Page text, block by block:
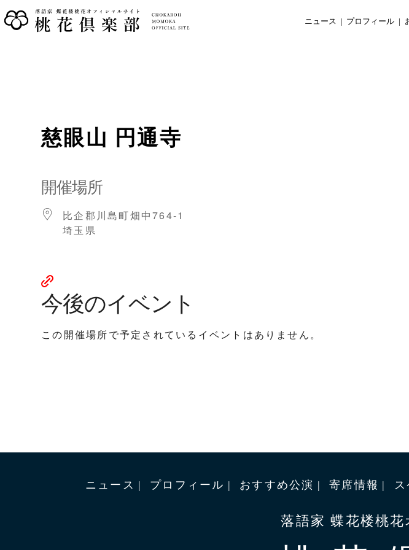
ニュース プロフィール
慈眼山 円通寺
開催場所
比企郡川島町畑中764-1
埼玉県
今後のイベント
この開催場所で予定されているイベントはありません。
ニュース プロフィール おすすめ公演 寄席情報
落語家 蝶花楼桃